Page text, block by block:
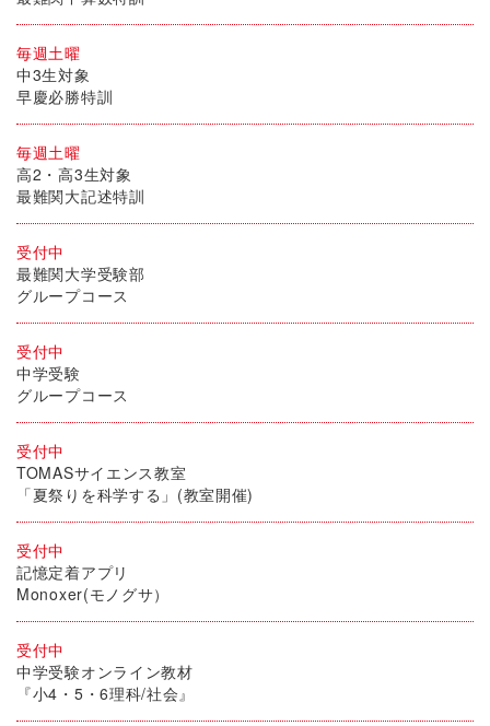
毎週土曜
中3生対象
早慶必勝特訓
毎週土曜
高2・高3生対象
最難関大記述特訓
受付中
最難関大学受験部
グループコース
受付中
中学受験
グループコース
受付中
TOMASサイエンス教室
「夏祭りを科学する」(教室開催)
受付中
記憶定着アプリ
Monoxer(モノグサ）
受付中
中学受験オンライン教材
『小4・5・6理科/社会』